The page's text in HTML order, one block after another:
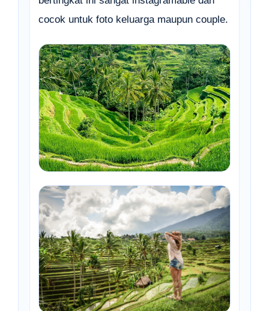
cocok untuk foto keluarga maupun couple.